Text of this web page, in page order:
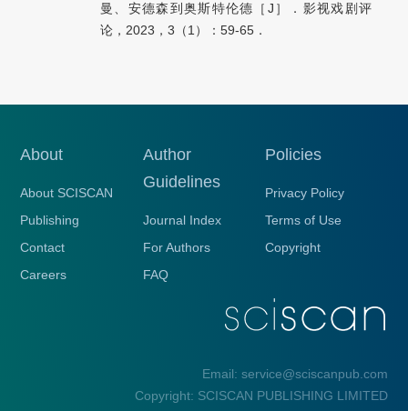
曼、安德森到奥斯特伦德［J］．影视戏剧评
论，2023，3（1）：59-65．
About
About SCISCAN
Publishing
Contact
Careers
Author
Guidelines
Journal Index
For Authors
FAQ
Policies
Privacy Policy
Terms of Use
Copyright
Email: service@sciscanpub.com
Copyright: SCISCAN PUBLISHING LIMITED